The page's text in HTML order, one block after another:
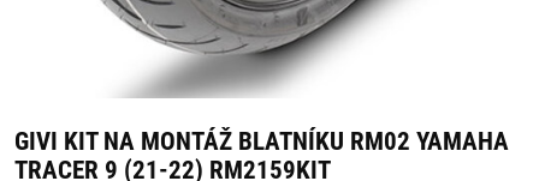
GIVI KIT NA MONTÁŽ BLATNÍKU RM02 YAMAHA
TRACER 9 (21-22) RM2159KIT